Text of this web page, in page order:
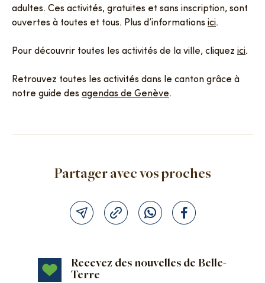
adultes. Ces activités, gratuites et sans inscription, sont
ouvertes à toutes et tous. Plus d’informations ici.
Pour découvrir toutes les activités de la ville, cliquez ici.
Retrouvez toutes les activités dans le canton grâce à
notre guide des agendas de Genève.
Partager avec vos proches
Recevez des nouvelles de Belle-
Terre